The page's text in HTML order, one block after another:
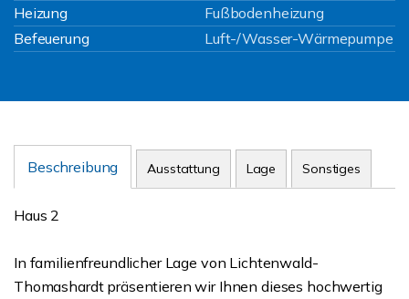
Heizung
Fußbodenheizung
Befeuerung
Luft-/Wasser-Wärmepumpe
Beschreibung Ausstattung Lage Sonstiges
Haus 2
In familienfreundlicher Lage von Lichtenwald-
Thomashardt präsentieren wir Ihnen dieses hochwertig